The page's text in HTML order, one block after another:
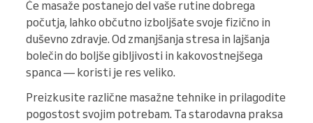
Če masaže postanejo del vaše rutine dobrega
počutja, lahko občutno izboljšate svoje fizično in
duševno zdravje. Od zmanjšanja stresa in lajšanja
bolečin do boljše gibljivosti in kakovostnejšega
spanca — koristi je res veliko.
Preizkusite različne masažne tehnike in prilagodite
pogostost svojim potrebam. Ta starodavna praksa